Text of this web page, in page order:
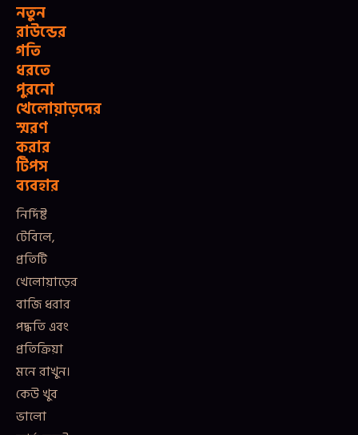
নতুন
রাউন্ডের
গতি
ধরতে
পুরনো
খেলোয়াড়দের
স্মরণ
করার
টিপস
ব্যবহার
নির্দিষ্ট
টেবিলে,
প্রতিটি
খেলোয়াড়ের
বাজি ধরার
পদ্ধতি এবং
প্রতিক্রিয়া
মনে রাখুন।
কেউ খুব
ভালো